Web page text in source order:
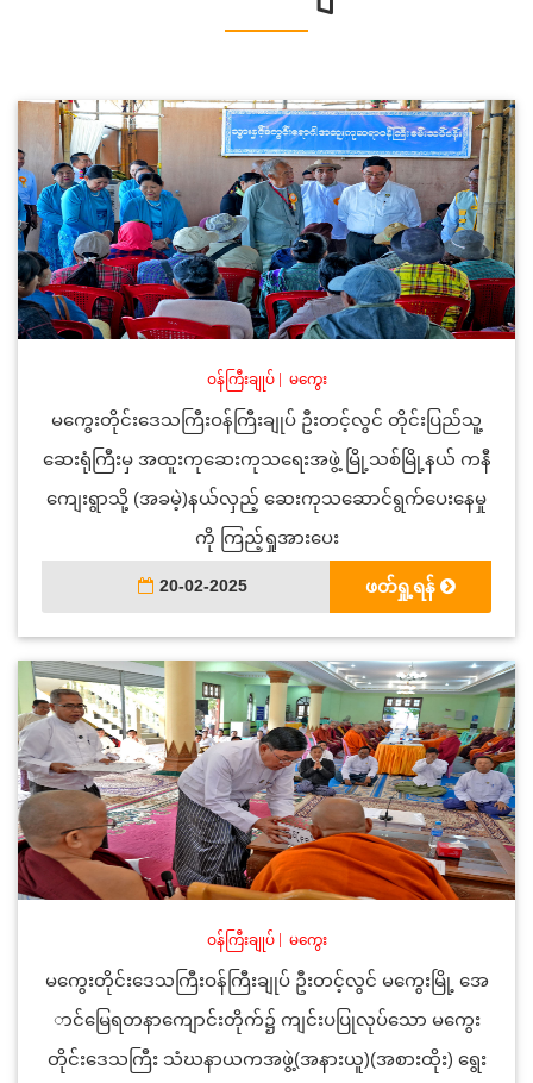
ဝန်ကြီးချုပ်| မကွေး
မကွေးတိုင်းဒေသကြီးဝန်ကြီးချုပ် ဦးတင့်လွင် တိုင်းပြည်သူ့
ဆေးရုံကြီးမှ အထူးကုဆေးကုသရေးအဖွဲ့ မြို့သစ်မြို့နယ် ကနီ
ကျေးရွာသို့ (အခမဲ့)နယ်လှည့် ဆေးကုသဆောင်ရွက်ပေးနေမှု
ကို ကြည့်ရှုအားပေး
20-02-2025 ဖတ်ရှု့ရန်
ဝန်ကြီးချုပ်| မကွေး
မကွေးတိုင်းဒေသကြီးဝန်ကြီးချုပ် ဦးတင့်လွင် မကွေးမြို့ အေ
ာင်မြေရတနာကျောင်းတိုက်၌ ကျင်းပပြုလုပ်သော မကွေး
တိုင်းဒေသကြီး သံဃနာယကအဖွဲ့(အနားယူ)(အစားထိုး) ရွေး